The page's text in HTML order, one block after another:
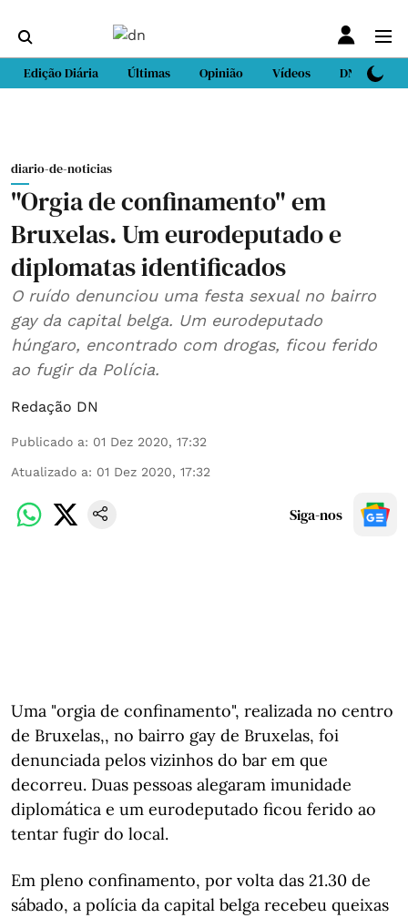
Edição Diária Últimas Opinião Vídeos DN Sport
diario-de-noticias
"Orgia de confinamento" em
Bruxelas. Um eurodeputado e
diplomatas identificados
O ruído denunciou uma festa sexual no bairro
gay da capital belga. Um eurodeputado
húngaro, encontrado com drogas, ficou ferido
ao fugir da Polícia.
Redação DN
Publicado a: 01 Dez 2020, 17:32
Atualizado a: 01 Dez 2020, 17:32
Siga-nos
Uma "orgia de confinamento", realizada no centro
de Bruxelas,, no bairro gay de Bruxelas, foi
denunciada pelos vizinhos do bar em que
decorreu. Duas pessoas alegaram imunidade
diplomática e um eurodeputado ficou ferido ao
tentar fugir do local.
Em pleno confinamento, por volta das 21.30 de
sábado, a polícia da capital belga recebeu queixas